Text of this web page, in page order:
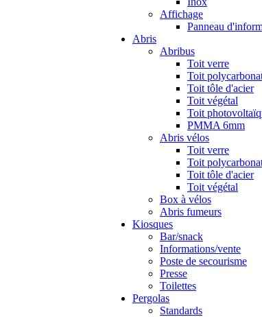
Affichage
Panneau
Abris
Abribus
Toit verre
Toit
Toit tôle d'acier
Toit végétal
Toit
PMMA 6mm
Abris vélos
Toit verre
Toit
Toit tôle d'acier
Toit végétal
Box à vélos
Abris fumeurs
Kiosques
Bar/snack
Informations/vente
Poste de secourisme
Presse
Toilettes
Pergolas
Standards